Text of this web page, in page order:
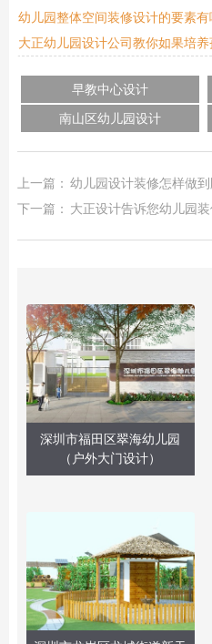
幼儿园整体空间装修设计的要素有
大正幼儿园设计公司教你如果培
早教中心设计
南山区幼儿园设计
上一篇： 幼儿园设计装修怎样做到
下一篇： 大正设计告诉您幼儿园
深圳市福田区翠海幼儿园
（户外大门设计）